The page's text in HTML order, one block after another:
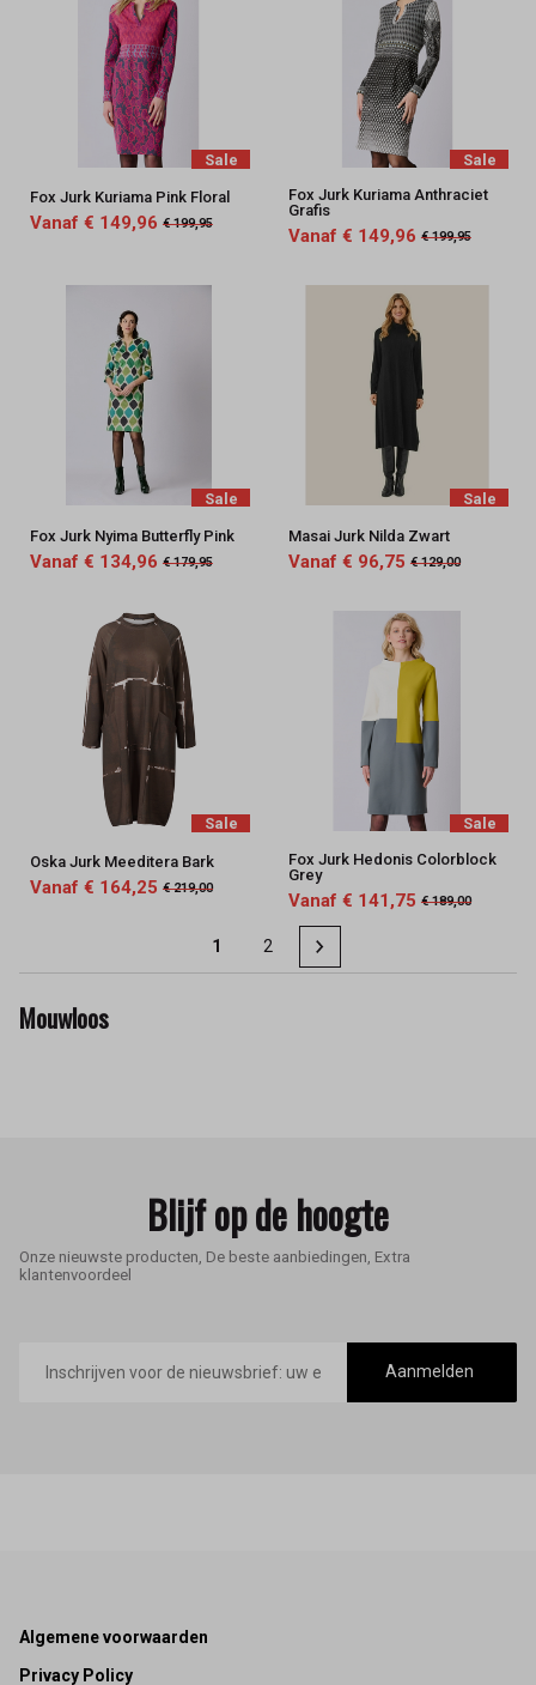
Sale
Fox Jurk Kuriama Pink Floral
Vanaf € 149,96 € 199,95
Sale
Fox Jurk Kuriama Anthraciet
Grafis
Vanaf € 149,96 € 199,95
Sale
Fox Jurk Nyima Butterfly Pink
Vanaf € 134,96 € 179,95
Sale
Masai Jurk Nilda Zwart
Vanaf € 96,75 € 129,00
Sale
Oska Jurk Meeditera Bark
Vanaf € 164,25 € 219,00
Sale
Fox Jurk Hedonis Colorblock
Grey
Vanaf € 141,75 € 189,00
1 2
Mouwloos
Blijf op de hoogte
Onze nieuwste producten, De beste aanbiedingen, Extra
klantenvoordeel
mailadres
Aanmelden
Footer
Algemene voorwaarden
Privacy Policy